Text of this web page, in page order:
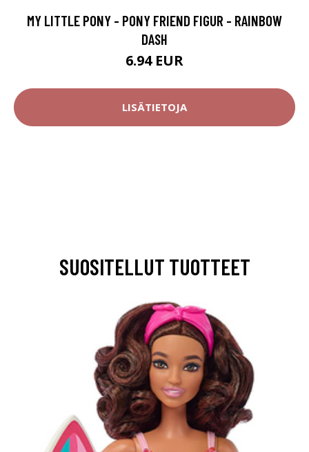
MY LITTLE PONY - PONY FRIEND FIGUR - RAINBOW
DASH
6.94 EUR
LISÄTIETOJA
SUOSITELLUT TUOTTEET